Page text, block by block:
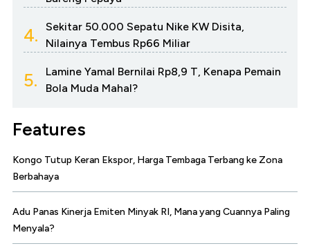
4.
Sekitar 50.000 Sepatu Nike KW Disita,
Nilainya Tembus Rp66 Miliar
5.
Lamine Yamal Bernilai Rp8,9 T, Kenapa Pemain
Bola Muda Mahal?
Features
Kongo Tutup Keran Ekspor, Harga Tembaga Terbang ke Zona
Berbahaya
Adu Panas Kinerja Emiten Minyak RI, Mana yang Cuannya Paling
Menyala?